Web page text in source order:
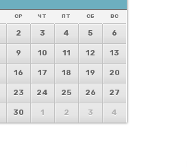
СР ЧТ ПТ СБ ВС
2 3 4 5 6
9 10 11 12 13
16 17 18 19 20
23 24 25 26 27
30 1 2 3 4